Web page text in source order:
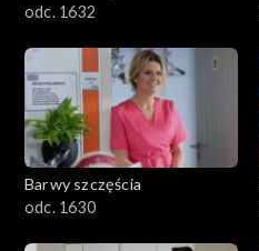
odc. 1632
Barwy szczęścia
odc. 1630